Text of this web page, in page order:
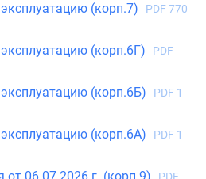
(корп.7)
PDF 770
(корп.6Г)
PDF
(корп.6Б)
PDF 1
(корп.6А)
PDF 1